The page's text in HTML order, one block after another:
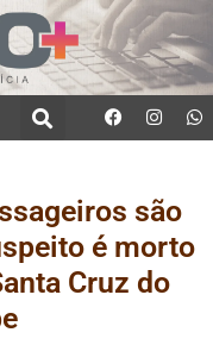
são
é morto
Cruz do